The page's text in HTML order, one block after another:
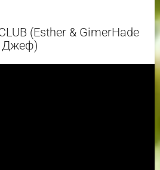
(Esther & GimerHade
Джеф)